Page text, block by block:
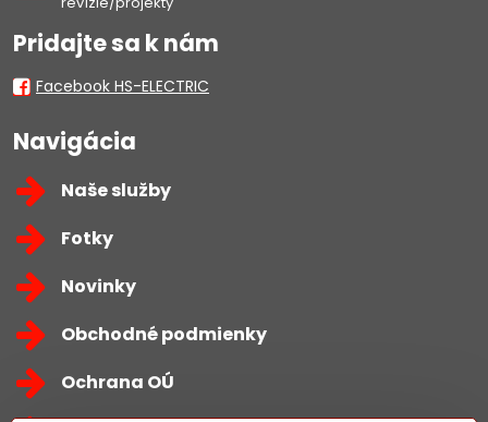
Pridajte sa k nám
Facebook HS-ELECTRIC
Navigácia
Naše služby
Fotky
Novinky
Obchodné podmienky
Ochrana OÚ